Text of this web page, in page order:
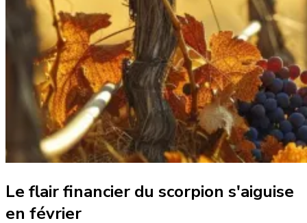
Le flair financier du scorpion s'aiguise
en février